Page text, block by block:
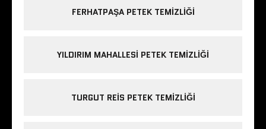
FERHATPAŞA PETEK TEMIZLIĞI
YILDIRIM MAHALLESI PETEK TEMIZLIĞI
TURGUT REIS PETEK TEMIZLIĞI